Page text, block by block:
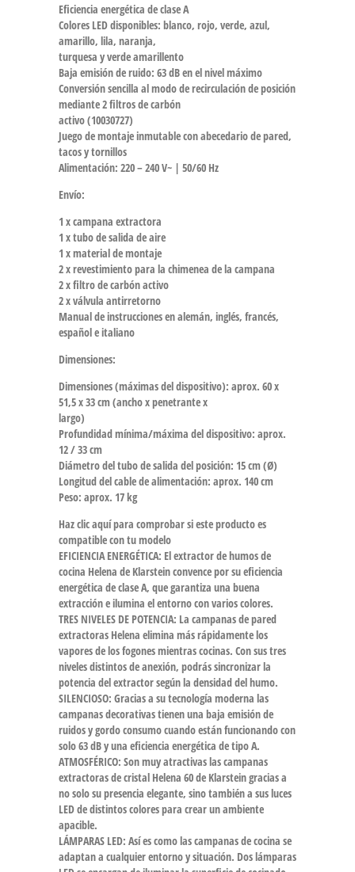
Eficiencia energética de clase A
Colores LED disponibles: blanco, rojo, verde, azul,
amarillo, lila, naranja,
turquesa y verde amarillento
Baja emisión de ruido: 63 dB en el nivel máximo
Conversión sencilla al modo de recirculación de posición
mediante 2 filtros de carbón
activo (10030727)
Juego de montaje inmutable con abecedario de pared,
tacos y tornillos
Alimentación: 220 – 240 V~ | 50/60 Hz
Envío:
1 x campana extractora
1 x tubo de salida de aire
1 x material de montaje
2 x revestimiento para la chimenea de la campana
2 x filtro de carbón activo
2 x válvula antirretorno
Manual de instrucciones en alemán, inglés, francés,
español e italiano
Dimensiones:
Dimensiones (máximas del dispositivo): aprox. 60 x
51,5 x 33 cm (ancho x penetrante x
largo)
Profundidad mínima/máxima del dispositivo: aprox.
12 / 33 cm
Diámetro del tubo de salida del posición: 15 cm (Ø)
Longitud del cable de alimentación: aprox. 140 cm
Peso: aprox. 17 kg
Haz clic aquí para comprobar si este producto es
compatible con tu modelo
EFICIENCIA ENERGÉTICA: El extractor de humos de
cocina Helena de Klarstein convence por su eficiencia
energética de clase A, que garantiza una buena
extracción e ilumina el entorno con varios colores.
TRES NIVELES DE POTENCIA: La campanas de pared
extractoras Helena elimina más rápidamente los
vapores de los fogones mientras cocinas. Con sus tres
niveles distintos de anexión, podrás sincronizar la
potencia del extractor según la densidad del humo.
SILENCIOSO: Gracias a su tecnología moderna las
campanas decorativas tienen una baja emisión de
ruidos y gordo consumo cuando están funcionando con
solo 63 dB y una eficiencia energética de tipo A.
ATMOSFÉRICO: Son muy atractivas las campanas
extractoras de cristal Helena 60 de Klarstein gracias a
no solo su presencia elegante, sino también a sus luces
LED de distintos colores para crear un ambiente
apacible.
LÁMPARAS LED: Así es como las campanas de cocina se
adaptan a cualquier entorno y situación. Dos lámparas